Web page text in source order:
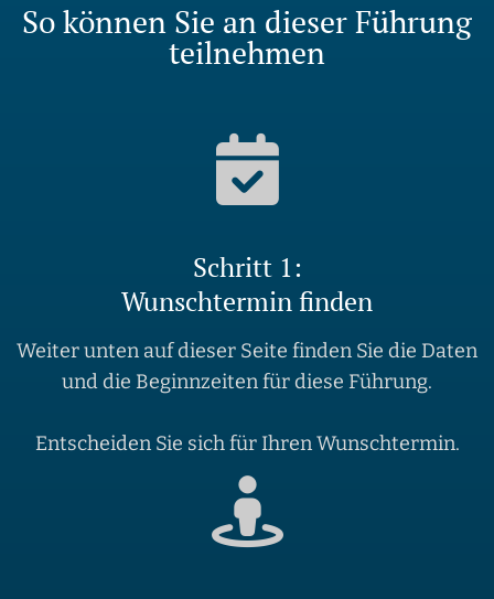
So können Sie an dieser Führung
teilnehmen
Schritt 1:
Wunschtermin finden
Weiter unten auf dieser Seite finden Sie die Daten
und die Beginnzeiten für diese Führung.
Entscheiden Sie sich für Ihren Wunschtermin.